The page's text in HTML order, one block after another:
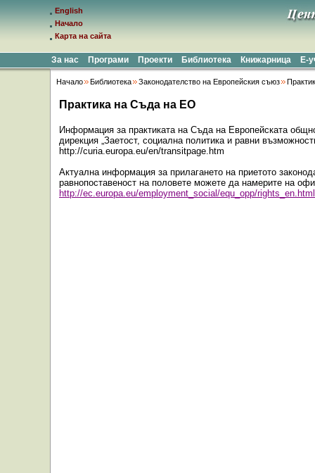
English
Начало
Карта на сайта
За нас Програми Проекти Библиотека Книжарница Е-
Начало Библиотека Законодателство на Европейския съюз
Практика на Съда на ЕО
Информация за практиката на Съда на Европейската
дирекция „Заетост, социална политика и равни
http://curia.europa.eu/en/transitpage.htm
Актуална информация за прилагането на приетото
равнопоставеност на половете можете да намерите на
http://ec.europa.eu/employment_social/equ_opp/